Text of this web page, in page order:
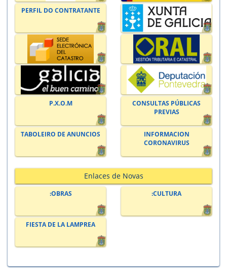
PERFIL DO CONTRATANTE
P.X.O.M
CONSULTAS PÚBLICAS
PREVIAS
TABOLEIRO DE ANUNCIOS
INFORMACION
CORONAVIRUS
Enlaces de Novas
:OBRAS :CULTURA
FIESTA DE LA LAMPREA